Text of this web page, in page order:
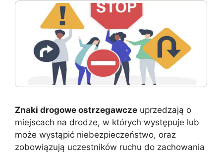
Znaki drogowe ostrzegawcze uprzedzają o
miejscach na drodze, w których występuje lub
może wystąpić niebezpieczeństwo, oraz
zobowiązują uczestników ruchu do zachowania